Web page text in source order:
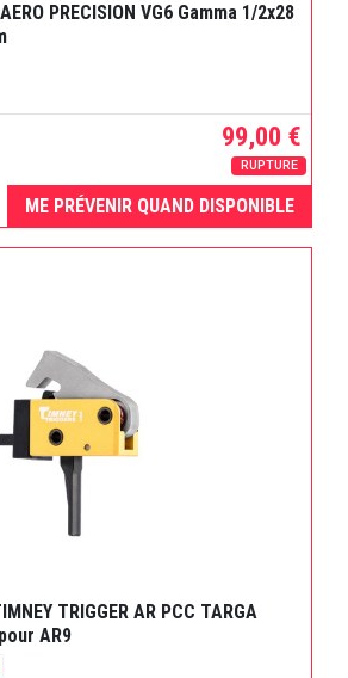
PRECISION VG6 Gamma 1/2x28
99,00 €
RUPTURE
ME PRÉVENIR QUAND DISPONIBLE
TRIGGER AR PCC TARGA
AR9